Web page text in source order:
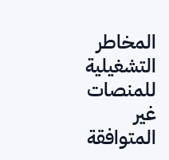
المخاطر
التشغيلية
للمنصات
غير
المتوافقة